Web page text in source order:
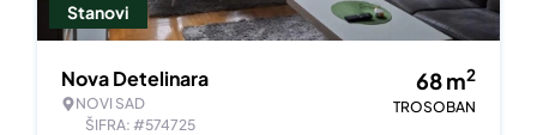
Stanovi
Nova Detelinara
NOVI SAD
ŠIFRA: #574725
68m2
TROSOBAN